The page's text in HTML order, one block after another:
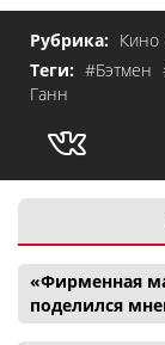
Рубрика: Кино
Теги: #Бэтмен
Ганн
«Фирменная
поделился